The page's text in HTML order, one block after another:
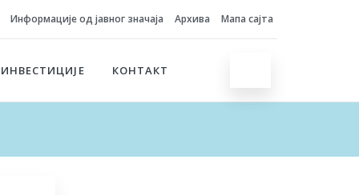
Информације од јавног значаја Архива Мапа сајта
КОНТАКТ